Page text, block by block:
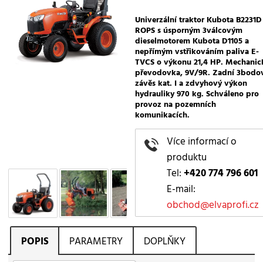
Univerzální traktor Kubota B2231D
ROPS s úsporným 3válcovým
dieselmotorem Kubota D1105 a
nepřímým vstřikováním paliva E-
TVCS o výkonu 21,4 HP.
převodovka, 9V/9R. Zadní
závěs kat. I a zdvyhový výkon
hydrauliky 970 kg. Schváleno pro
provoz na pozemních
komunikacích.
Více informací o
produktu
Tel:+420 774 796 601
E-mail:
obchod@elvaprofi.cz
POPIS PARAMETRY DOPLŇKY